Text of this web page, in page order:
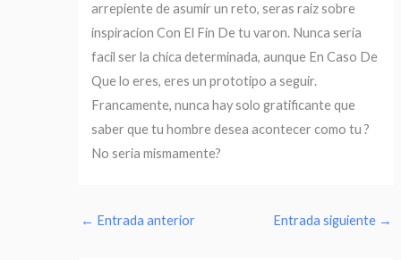
arrepiente de asumir un reto, seras raiz sobre
inspiracion Con El Fin De tu varon. Nunca seri­a
facil ser la chica determinada, aunque En Caso De
Que lo eres, eres un prototipo a seguir.
Francamente, nunca hay solo gratificante que
saber que tu hombre desea acontecer como tu ?
No seri­a mismamente?
← Entrada anterior Entrada siguiente →